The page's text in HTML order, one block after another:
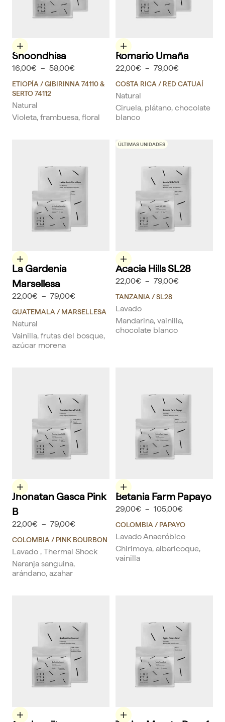
Elige opciones
Shoondhisa
16,00€ – 58,00€
ETIOPÍA / GIBIRINNA 74110 &
SERTO 74112
Natural
Violeta, frambuesa, floral
Elige opciones
Romario Umaña
22,00€ – 79,00€
COSTA RICA / RED CATUAÍ
Natural
Ciruela, plátano, chocolate
blanco
Elige opciones
La Gardenia
Marsellesa
22,00€ – 79,00€
GUATEMALA / MARSELLESA
Natural
Vainilla, frutas del bosque,
azúcar morena
ÚLTIMAS UNIDADES
Elige opciones
Acacia Hills SL28
22,00€ – 79,00€
TANZANIA / SL28
Lavado
Mandarina, vainilla,
chocolate blanco
Elige opciones
Jhonatan Gasca Pink
B
22,00€ – 79,00€
COLOMBIA / PINK BOURBON
Lavado , Thermal Shock
Naranja sanguina,
arándano, azahar
Elige opciones
Betania Farm Papayo
29,00€ – 105,00€
COLOMBIA / PAPAYO
Lavado Anaeróbico
Chirimoya, albaricoque,
vainilla
Elige opciones Elige opciones